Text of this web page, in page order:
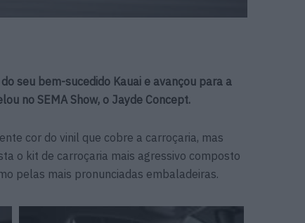
seu bem-sucedido Kauai e avançou para a
no SEMA Show, o Jayde Concept.
cor do vinil que cobre a carroçaria, mas
o kit de carroçaria mais agressivo composto
pelas mais pronunciadas embaladeiras.